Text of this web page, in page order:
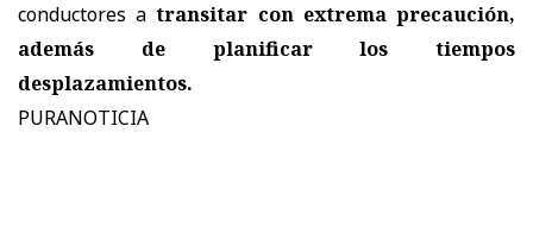
conductores atransitar con extrema precaución,
además de planificar los tiempos
desplazamientos.
PURANOTICIA